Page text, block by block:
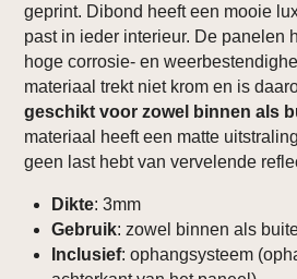
geprint. Dibond heeft een mooie
past in ieder interieur. De panelen
hoge corrosie- en
materiaal trekt niet krom en is
geschikt voor zowel binnen als
materiaal heeft een matte
geen last hebt van vervelende
Dikte: 3mm
Gebruik: zowel binnen als
Inclusief: ophangsysteem